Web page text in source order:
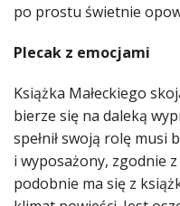
po prostu świetnie
Plecak z emocjami
Książka Małeckiego
bierze się na daleką
spełnił swoją rolę musi
i wyposażony, zgodnie
podobnie ma się z